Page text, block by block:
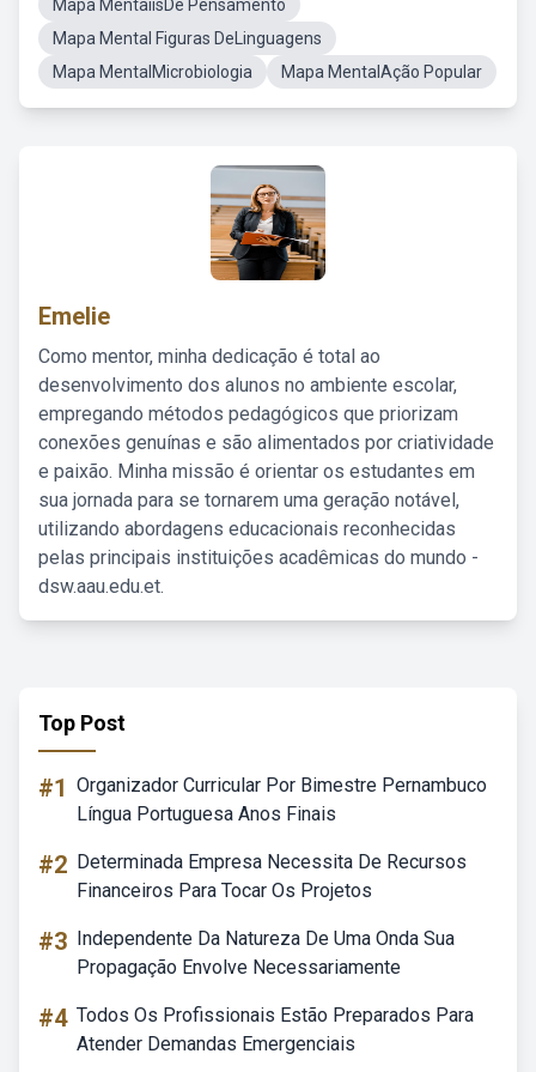
Mapa MentaiisDe Pensamento
Mapa Mental Figuras DeLinguagens
Mapa MentalMicrobiologia
Mapa MentalAção Popular
Emelie
Como mentor, minha dedicação é total ao
desenvolvimento dos alunos no ambiente escolar,
empregando métodos pedagógicos que priorizam
conexões genuínas e são alimentados por criatividade
e paixão. Minha missão é orientar os estudantes em
sua jornada para se tornarem uma geração notável,
utilizando abordagens educacionais reconhecidas
pelas principais instituições acadêmicas do mundo -
dsw.aau.edu.et.
Top Post
#1 Organizador Curricular Por Bimestre Pernambuco
Língua Portuguesa Anos Finais
#2 Determinada Empresa Necessita De Recursos
Financeiros Para Tocar Os Projetos
#3 Independente Da Natureza De Uma Onda Sua
Propagação Envolve Necessariamente
#4 Todos Os Profissionais Estão Preparados Para
Atender Demandas Emergenciais